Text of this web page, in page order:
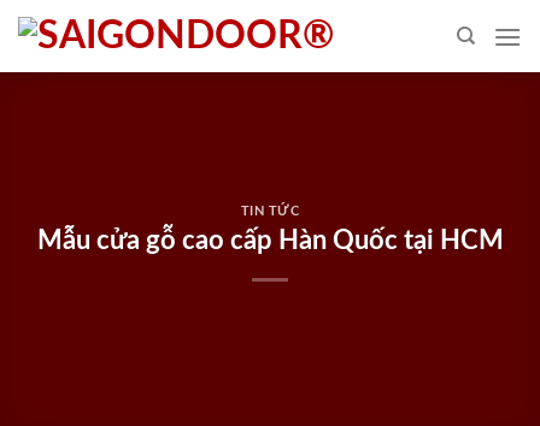
Skip
content
TIN TỨC
Mẫu cửa gỗ cao cấp Hàn Quốc tại HCM